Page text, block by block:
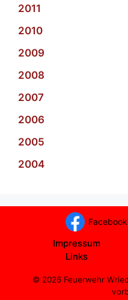
2011
2010
2009
2008
2007
2006
2005
2004
Facebook
Impressum
Links
© 2026 Feuerwehr